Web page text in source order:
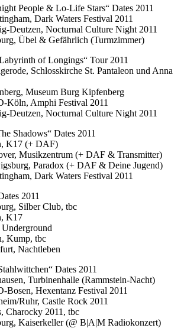
People & Lo-Life Stars“ Dates 2011
Dark Waters Festival 2011
Deutzen, Nocturnal Culture Night 2011
Übel & Gefährlich (Turmzimmer)
of Longings“ Tour 2011
Schlosskirche St. Pantaleon und Anna
Museum Burg Kipfenberg
Köln, Amphi Festival 2011
Deutzen, Nocturnal Culture Night 2011
Shadows“ Dates 2011
K17 (+ DAF)
Musikzentrum (+ DAF & Transmitter)
Paradox (+ DAF & Deine Jugend)
Dark Waters Festival 2011
2011
Silber Club, tbc
K17
Kump, tbc
Nachtleben
Dates 2011
Turbinenhalle (Rammstein-Nacht)
Bosen, Hexentanz Festival 2011
Ruhr, Castle Rock 2011
Charocky 2011, tbc
Kaiserkeller (@ B|A|M Radiokonzert)